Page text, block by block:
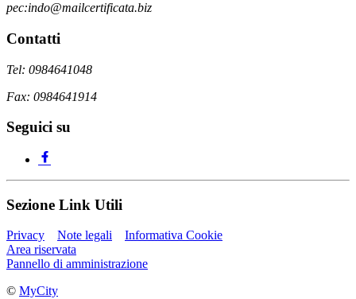
pec:indo@mailcertificata.biz
Contatti
Tel: 0984641048
Fax: 0984641914
Seguici su
Sezione Link Utili
Privacy Note legali
Informativa Cookie
Area riservata
Pannello di amministrazione
© MyCity